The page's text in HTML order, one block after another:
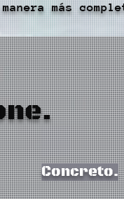
más
Concreto.